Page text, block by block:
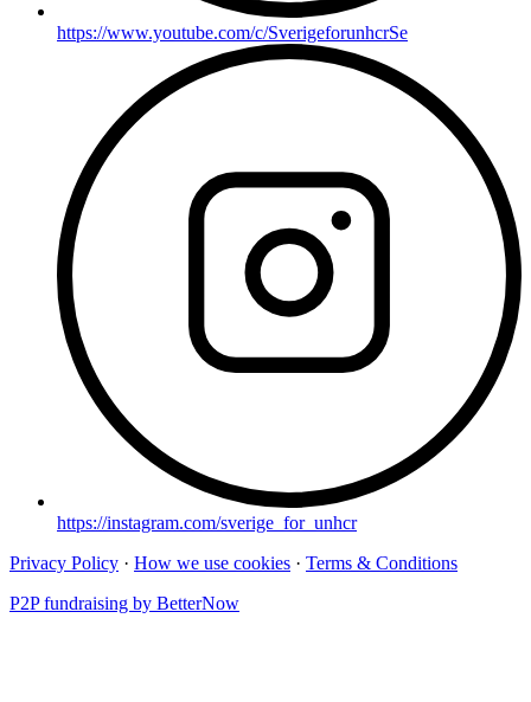
https://www.youtube.com/c/SverigeforunhcrSe
https://instagram.com/sverige_for_unhcr
Privacy Policy · How we use cookies · Terms & Conditions
P2P fundraising by BetterNow